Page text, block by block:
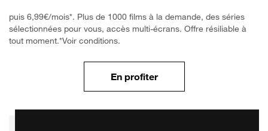
puis 6,99€/mois*. Plus de 1000 films à la demande, des séries
sélectionnées pour vous, accès multi-écrans. Offre résiliable à
tout moment.*Voir conditions.
En profiter